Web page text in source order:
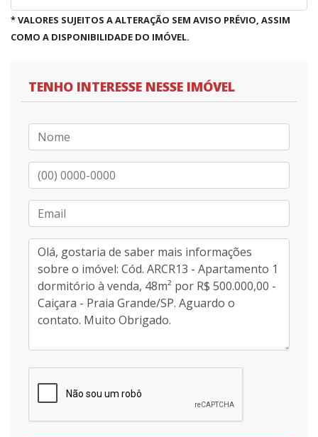
* VALORES SUJEITOS A ALTERAÇÃO SEM AVISO PRÉVIO, ASSIM
COMO A DISPONIBILIDADE DO IMÓVEL.
TENHO INTERESSE NESSE IMÓVEL